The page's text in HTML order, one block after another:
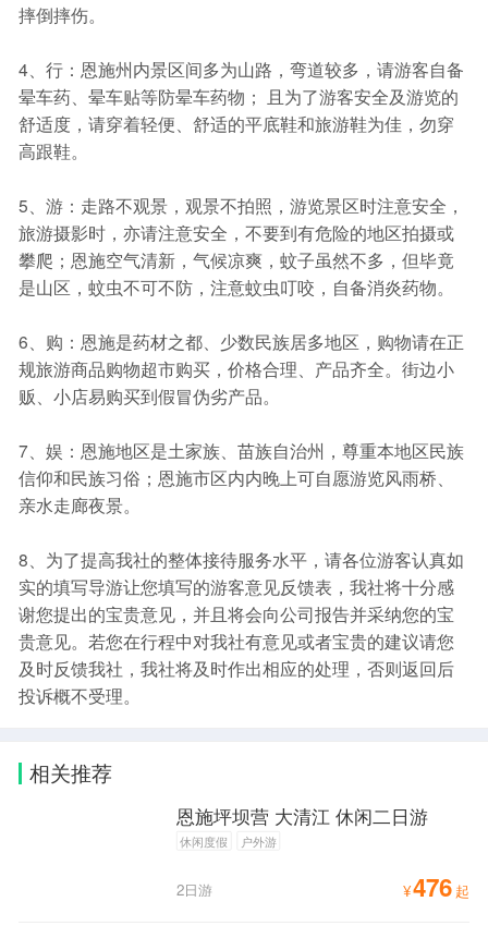
摔倒摔伤。
4、行：恩施州内景区间多为山路，弯道较多，请游客自备
晕车药、晕车贴等防晕车药物； 且为了游客安全及游览的
舒适度，请穿着轻便、舒适的平底鞋和旅游鞋为佳，勿穿
高跟鞋。
5、游：走路不观景，观景不拍照，游览景区时注意安全，
旅游摄影时，亦请注意安全，不要到有危险的地区拍摄或
攀爬；恩施空气清新，气候凉爽，蚊子虽然不多，但毕竟
是山区，蚊虫不可不防，注意蚊虫叮咬，自备消炎药物。
6、购：恩施是药材之都、少数民族居多地区，购物请在正
规旅游商品购物超市购买，价格合理、产品齐全。街边小
贩、小店易购买到假冒伪劣产品。
7、娱：恩施地区是土家族、苗族自治州，尊重本地区民族
信仰和民族习俗；恩施市区内内晚上可自愿游览风雨桥、
亲水走廊夜景。
8、为了提高我社的整体接待服务水平，请各位游客认真如
实的填写导游让您填写的游客意见反馈表，我社将十分感
谢您提出的宝贵意见，并且将会向公司报告并采纳您的宝
贵意见。若您在行程中对我社有意见或者宝贵的建议请您
及时反馈我社，我社将及时作出相应的处理，否则返回后
投诉概不受理。
相关推荐
恩施坪坝营 大清江 休闲二日游
休闲度假 户外游
¥476 起
2日游